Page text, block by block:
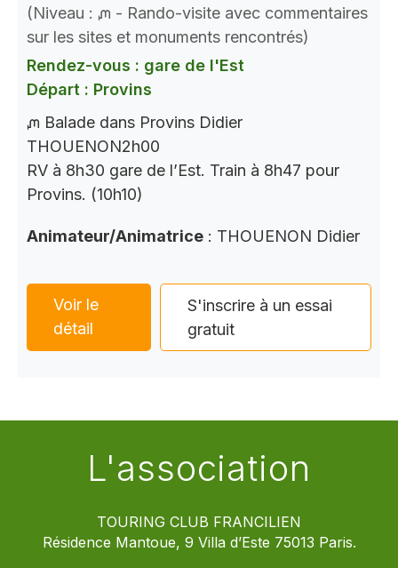
(Niveau : ᘻ - Rando-visite avec commentaires
sur les sites et monuments rencontrés)
Rendez-vous : gare de l'Est
Départ : Provins
ᘻ Balade dans Provins Didier
THOUENON2h00
RV à 8h30 gare de l’Est. Train à 8h47 pour
Provins. (10h10)
Animateur/Animatrice : THOUENON Didier
Voir le
détail
S'inscrire à un essai
gratuit
L'association
TOURING CLUB FRANCILIEN
Résidence Mantoue, 9 Villa d’Este 75013 Paris.